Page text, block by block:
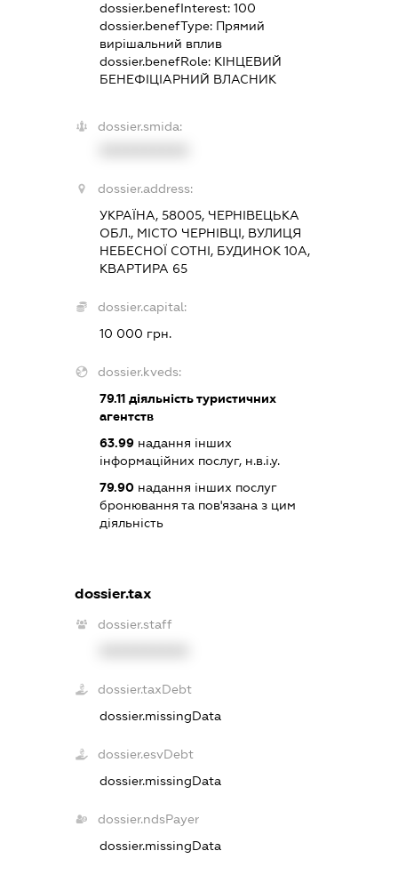
dossier.benefInterest: 100
dossier.benefType: Прямий
вирішальний вплив
dossier.benefRole: КІНЦЕВИЙ
БЕНЕФІЦІАРНИЙ ВЛАСНИК
dossier.smida:
dossier.address:
УКРАЇНА, 58005, ЧЕРНІВЕЦЬКА
ОБЛ., МІСТО ЧЕРНІВЦІ, ВУЛИЦЯ
НЕБЕСНОЇ СОТНІ, БУДИНОК 10А,
КВАРТИРА 65
dossier.capital:
10 000 грн.
dossier.kveds:
79.11діяльність туристичних
агентств
63.99надання інших
інформаційних послуг, н.в.і.у.
79.90надання інших послуг
бронювання та пов'язана з цим
діяльність
dossier.tax
dossier.staff
dossier.taxDebt
dossier.missingData
dossier.esvDebt
dossier.missingData
dossier.ndsPayer
dossier.missingData